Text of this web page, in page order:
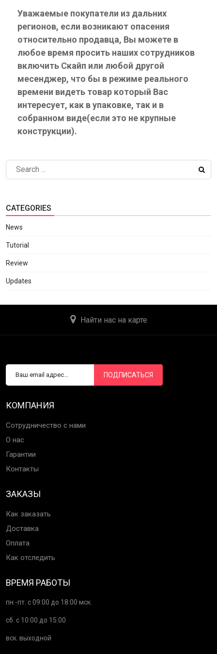
Уважаемые покупатели из дальних
регионов, если возникают опасения
относительно продавца, Вы можете в
любое время просить наших сотрудников
включить Скайп или любой другой
месенджер, что бы в режиме реального
времени видеть товар который Вас
интересует, как в упаковке, так и в
собранном виде(если это не крупные
конструкции).
CATEGORIES
News
Tutorial
Review
Updates
Найти нас на карте
ПОДПИСАТЬСЯ
КОМПАНИЯ
Сотрудничество с нами
О нас
Гарантии
Контакты
ЗАКАЗЫ
Как заказать
Доставка
Оплата
Как отследить
ВРЕМЯ РАБОТЫ
пн.-пт. с 09:00 до 18:00 мск.
сб. с 10:00 до 15:00
вск. выходной